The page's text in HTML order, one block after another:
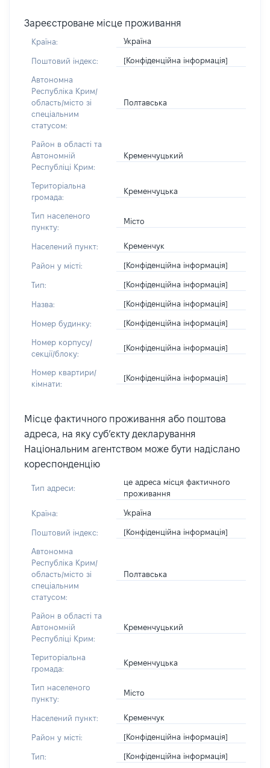
Зареєстроване місце проживання
Країна: Україна
Поштовий індекс: [Конфіденційна інформація]
Автономна
Республіка Крим/
область/місто зі
спеціальним
статусом:
Полтавська
Район в області та
Автономній
Республіці Крим:
Кременчуцький
Територіальна
громада:
Кременчуцька
Тип населеного
пункту:
Місто
Населений пункт: Кременчук
Район у місті: [Конфіденційна інформація]
Тип: [Конфіденційна інформація]
Назва: [Конфіденційна інформація]
Номер будинку: [Конфіденційна інформація]
Номер корпусу/
секції/блоку:
[Конфіденційна інформація]
Номер квартири/
кімнати:
[Конфіденційна інформація]
Місце фактичного проживання або поштова
адреса, на яку суб’єкту декларування
Національним агентством може бути надіслано
кореспонденцію
Тип адреси:
це адреса місця фактичного
проживання
Країна: Україна
Поштовий індекс: [Конфіденційна інформація]
Автономна
Республіка Крим/
область/місто зі
спеціальним
статусом:
Полтавська
Район в області та
Автономній
Республіці Крим:
Кременчуцький
Територіальна
громада:
Кременчуцька
Тип населеного
пункту:
Місто
Населений пункт: Кременчук
Район у місті: [Конфіденційна інформація]
Тип: [Конфіденційна інформація]